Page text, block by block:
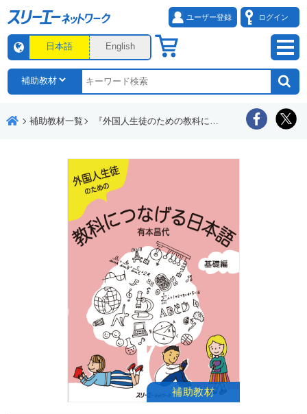
ユーザー登録 ログイン
日本語 English
補助教材一覧 『外国人生徒のための教科につなげる日本語 基礎編』指導の目安